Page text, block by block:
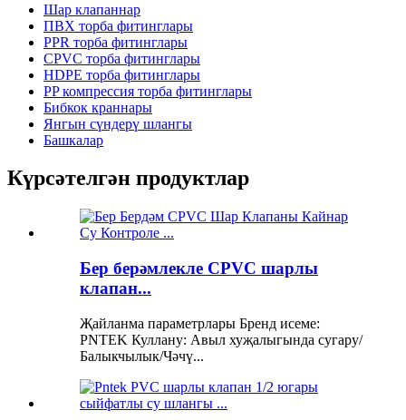
Шар клапаннар
ПВХ торба фитинглары
PPR торба фитинглары
CPVC торба фитинглары
HDPE торба фитинглары
PP компрессия торба фитинглары
Бибкок краннары
Янгын сүндерү шлангы
Башкалар
Күрсәтелгән продуктлар
Бер берәмлекле CPVC шарлы
клапан...
Җайланма параметрлары Бренд исеме:
PNTEK Куллану: Авыл хуҗалыгында сугару/
Балыкчылык/Чәчү...